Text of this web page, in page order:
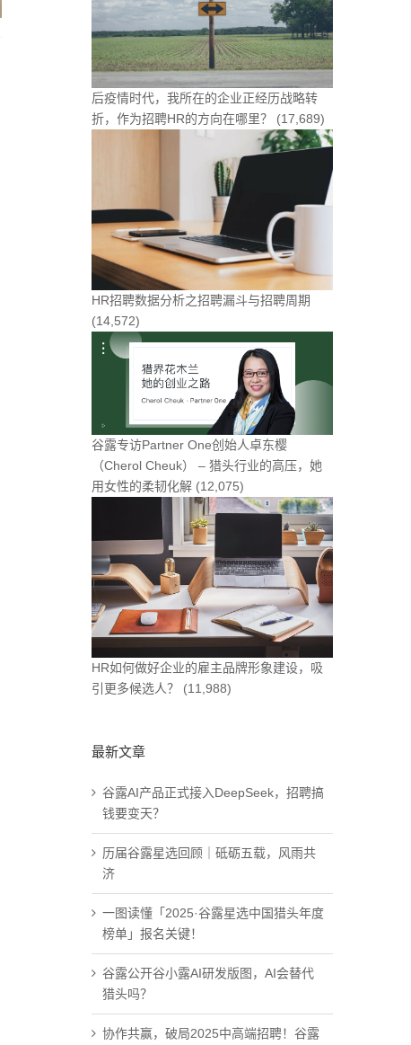
后疫情时代，我所在的企业正经历战略转
折，作为招聘HR的方向在哪里？
(17,689)
HR招聘数据分析之招聘漏斗与招聘周期
(14,572)
谷露专访Partner One创始人卓东樱
（Cherol Cheuk） – 猎头行业的高压，她
用女性的柔韧化解 (12,075)
HR如何做好企业的雇主品牌形象建设，吸
引更多候选人？
(11,988)
最新文章
谷露AI产品正式接入DeepSeek，招聘搞
钱要变天？
历届谷露星选回顾｜砥砺五载，风雨共
济
一图读懂「2025·谷露星选中国猎头年度
榜单」报名关键！
谷露公开谷小露AI研发版图，AI会替代
猎头吗？
协作共赢，破局2025中高端招聘！谷露